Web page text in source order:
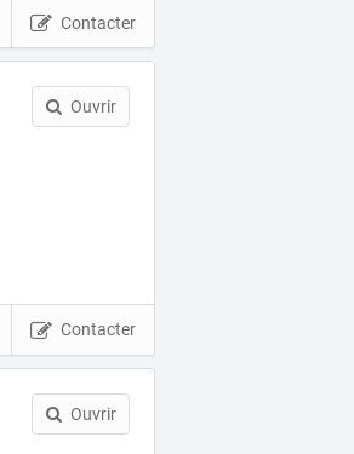
Contacter
Ouvrir
Contacter
Ouvrir